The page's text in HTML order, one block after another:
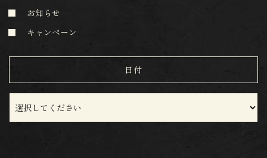
お知らせ
キャンペーン
日付